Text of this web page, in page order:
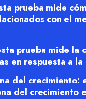
prueba mide
con el
prueba mide la
en respuesta a la
del crecimiento:
del crecimiento